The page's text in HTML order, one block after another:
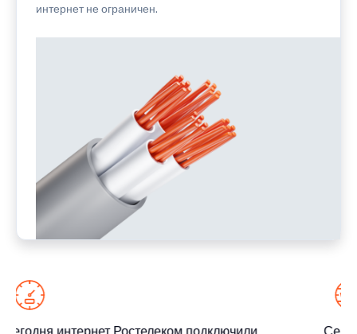
интернет не ограничен.